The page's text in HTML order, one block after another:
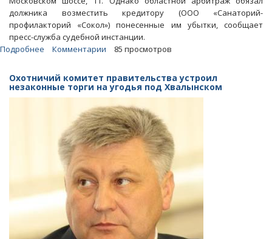
должника возместить кредитору (ООО «Санаторий-
профилакторий «Сокол») понесенные им убытки, сообщает
пресс-служба судебной инстанции.
Подробнее
больше
двух
лет
мэрии
деньги
содержание
погорельцев
Комментарии 85 просмотров
Охотничий комитет правительства устроил
незаконные торги на угодья под Хвалынском